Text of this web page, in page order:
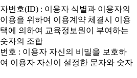
번호(ID) : 이용자 식별과 이용자의
용을 위하여 이용계약 체결시 이용
에 의하여 교육정보원이 부여하는
자의 조합
호 : 이용자 자신의 비밀을 보호하
이용자 자신이 설정한 문자와 숫자